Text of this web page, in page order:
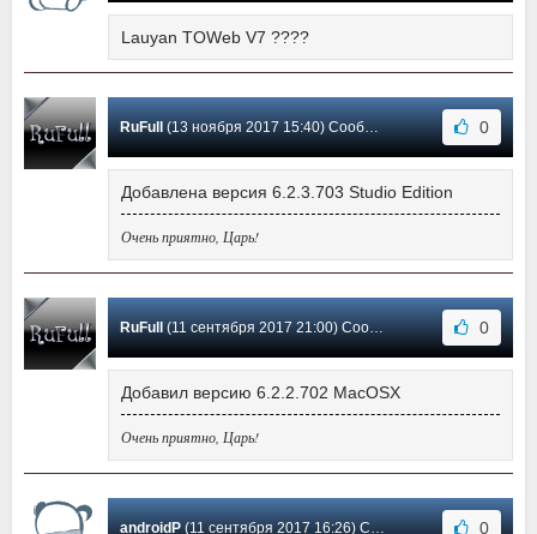
Lauyan TOWeb V7 ????
RuFull (13 ноября 2017 15:40) Сообщение #5 0
Добавлена версия 6.2.3.703 Studio Edition
Очень приятно, Царь!
RuFull (11 сентября 2017 21:00) Сообщение #4 0
Добавил версию 6.2.2.702 MacOSX
Очень приятно, Царь!
androidP(11 сентября 2017 16:26) Сообщение #3 0